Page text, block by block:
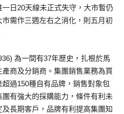
日20天線未正式失守，大市暫仍
需作三週左右之消化，則五月初
為一間有37年歷史，扎根於馬
商及分銷商。集團銷售業務為買
過150種自有品牌，銷售對象包
有強大的採購能力，條件有利未
長期客戶，品牌有利提高集團知